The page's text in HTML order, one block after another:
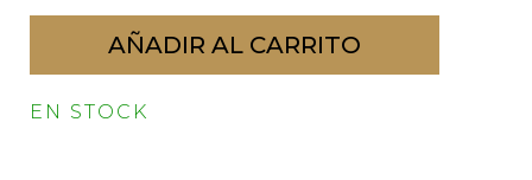
AÑADIR AL CARRITO
EN STOCK